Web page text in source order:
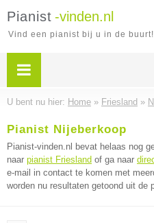
Pianist -vinden.nl
Vind een pianist bij u in de buurt!
U bent nu hier: Home » Friesland »
Pianist Nijeberkoop
Pianist-vinden.nl bevat helaas nog
naar pianist Friesland of ga naar
e-mail in contact te komen met
worden nu resultaten getoond uit de